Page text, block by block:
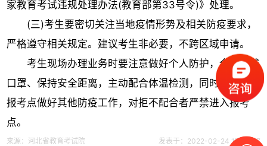
家教育考试违规处理办法(教育部第33号令)》处理。
(三)考生要密切关注当地疫情形势及相关防疫要求，
严格遵守相关规定。建议考生非必要，不跨区域申请。
考生现场办理业务时要注意做好个人防护，全程佩戴
口罩、保持安全距离，主动配合体温检测，同时还要配合
报考点做好其他防疫工作，对拒不配合者严禁进入报考
点。
来源：河北省教育考试院 发表于：2022-02-24 17:07:37